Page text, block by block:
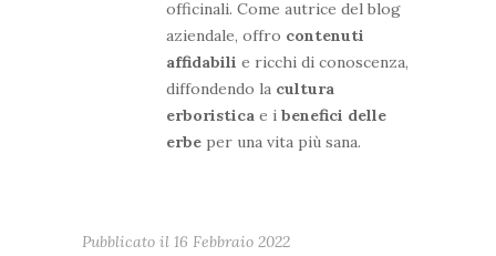
officinali. Come autrice del blog
aziendale, offro contenuti
affidabili e ricchi di conoscenza,
diffondendo la cultura
erboristica e i benefici delle
erbe per una vita più sana.
Pubblicato il 16 Febbraio 2022